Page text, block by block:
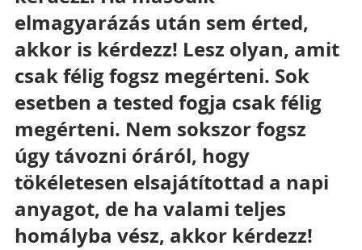
elmagyarázás után sem érted,
akkor is kérdezz! Lesz olyan, amit
csak félig fogsz megérteni. Sok
esetben a tested fogja csak félig
megérteni. Nem sokszor fogsz
úgy távozni óráról, hogy
tökéletesen elsajátítottad a napi
anyagot, de ha valami teljes
homályba vész, akkor kérdezz!